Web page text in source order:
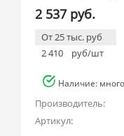
2 537 руб.
От 25 тыс. руб
2 410
руб/шт
Наличие: много
Производитель:
Артикул: